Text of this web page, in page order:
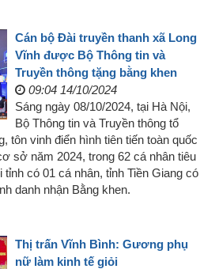
Cán bộ Đài truyền thanh xã Long
Vĩnh được Bộ Thông tin và
Truyền thông tặng bằng khen
09:04 14/10/2024
Sáng ngày 08/10/2024, tại Hà Nội,
Bộ Thông tin và Truyền thông tổ
tôn vinh điển hình tiên tiến toàn quốc
sở năm 2024, trong 62 cá nhân tiêu
tỉnh có 01 cá nhân, tỉnh Tiền Giang có
danh nhận Bằng khen.
Thị trấn Vĩnh Bình: Gương phụ
nữ làm kinh tế giỏi